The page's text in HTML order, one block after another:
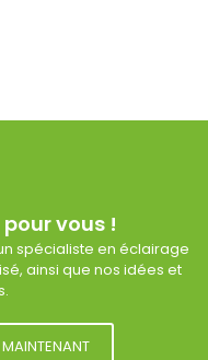
vous !
spécialiste en éclairage
ainsi que nos idées et